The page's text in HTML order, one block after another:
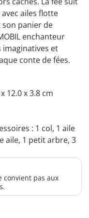
ailes flotte
son panier de
enchanteur
imaginatives et
conte de fées.
12.0 x 3.8 cm
: 1 col, 1 aile
aile, 1 petit arbre, 3
convient pas aux